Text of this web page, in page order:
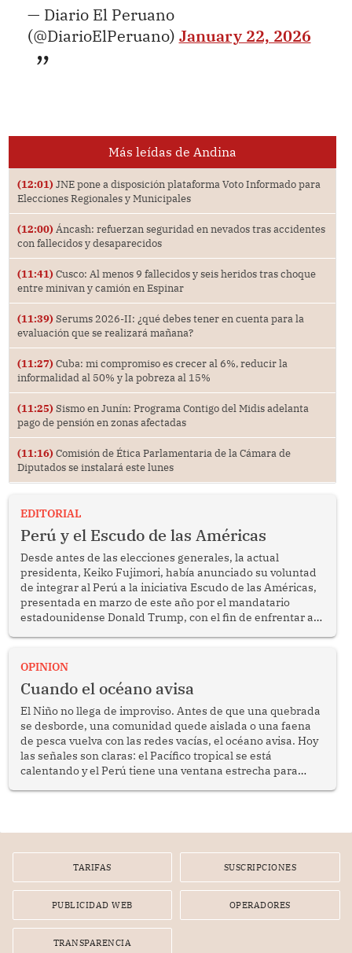
— Diario El Peruano
(@DiarioElPeruano) January 22, 2026
Más leídas de Andina
(12:01) JNE pone a disposición plataforma Voto Informado para
Elecciones Regionales y Municipales
(12:00) Áncash: refuerzan seguridad en nevados tras accidentes
con fallecidos y desaparecidos
(11:41) Cusco: Al menos 9 fallecidos y seis heridos tras choque
entre minivan y camión en Espinar
(11:39) Serums 2026-II: ¿qué debes tener en cuenta para la
evaluación que se realizará mañana?
(11:27) Cuba: mi compromiso es crecer al 6%, reducir la
informalidad al 50% y la pobreza al 15%
(11:25) Sismo en Junín: Programa Contigo del Midis adelanta
pago de pensión en zonas afectadas
(11:16) Comisión de Ética Parlamentaria de la Cámara de
Diputados se instalará este lunes
EDITORIAL
Perú y el Escudo de las Américas
Desde antes de las elecciones generales, la actual
presidenta, Keiko Fujimori, había anunciado su voluntad
de integrar al Perú a la iniciativa Escudo de las Américas,
presentada en marzo de este año por el mandatario
estadounidense Donald Trump, con el fin de enfrentar al
OPINION
Cuando el océano avisa
El Niño no llega de improviso. Antes de que una quebrada
se desborde, una comunidad quede aislada o una faena
de pesca vuelva con las redes vacías, el océano avisa. Hoy
las señales son claras: el Pacífico tropical se está
calentando y el Perú tiene una ventana estrecha para
TARIFAS SUSCRIPCIONES
PUBLICIDAD WEB OPERADORES
TRANSPARENCIA